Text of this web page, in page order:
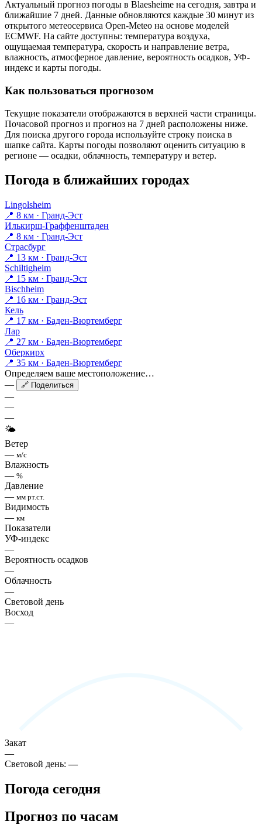
Актуальный прогноз погоды в Blaesheimе на сегодня, завтра и
ближайшие 7 дней. Данные обновляются каждые 30 минут из
открытого метеосервиса Open-Meteo на основе моделей
ECMWF. На сайте доступны: температура воздуха,
ощущаемая температура, скорость и направление ветра,
влажность, атмосферное давление, вероятность осадков, УФ-
индекс и карты погоды.
Как пользоваться прогнозом
Текущие показатели отображаются в верхней части страницы.
Почасовой прогноз и прогноз на 7 дней расположены ниже.
Для поиска другого города используйте строку поиска в
шапке сайта. Карты погоды позволяют оценить ситуацию в
регионе — осадки, облачность, температуру и ветер.
Погода в ближайших городах
Lingolsheim
📍 8 км · Гранд-Эст
Илькирш-Граффенштаден
📍 8 км · Гранд-Эст
Страсбург
📍 13 км · Гранд-Эст
Schiltigheim
📍 15 км · Гранд-Эст
Bischheim
📍 16 км · Гранд-Эст
Кель
📍 17 км · Баден-Вюртемберг
Лар
📍 27 км · Баден-Вюртемберг
Оберкирх
📍 35 км · Баден-Вюртемберг
Определяем ваше местоположение…
—
🔗 Поделиться
—
—
—
🌤
Ветер
— м/с
Влажность
— %
Давление
— мм рт.ст.
Видимость
— км
Показатели
УФ-индекс
—
Вероятность осадков
—
Облачность
—
Световой день
Восход
—
Закат
—
Световой день:—
Погода сегодня
Прогноз по часам